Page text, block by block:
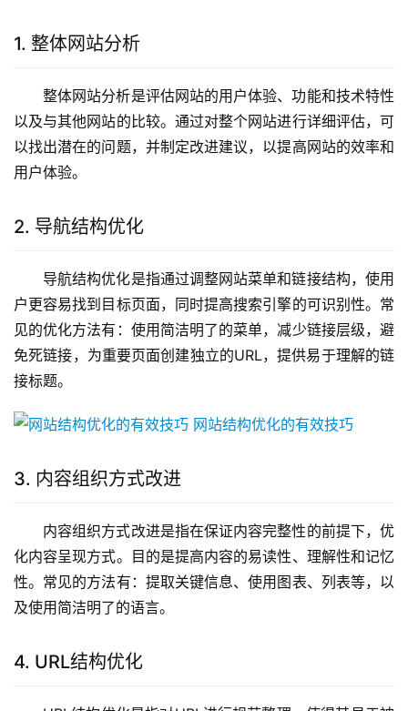
1. 整体网站分析
整体网站分析是评估网站的用户体验、功能和技术特性
以及与其他网站的比较。通过对整个网站进行详细评估，可
以找出潜在的问题，并制定改进建议，以提高网站的效率和
用户体验。
2. 导航结构优化
导航结构优化是指通过调整网站菜单和链接结构，使用
户更容易找到目标页面，同时提高搜索引擎的可识别性。常
见的优化方法有：使用简洁明了的菜单，减少链接层级，避
免死链接，为重要页面创建独立的URL，提供易于理解的链
接标题。
3. 内容组织方式改进
内容组织方式改进是指在保证内容完整性的前提下，优
化内容呈现方式。目的是提高内容的易读性、理解性和记忆
性。常见的方法有：提取关键信息、使用图表、列表等，以
及使用简洁明了的语言。
4. URL结构优化